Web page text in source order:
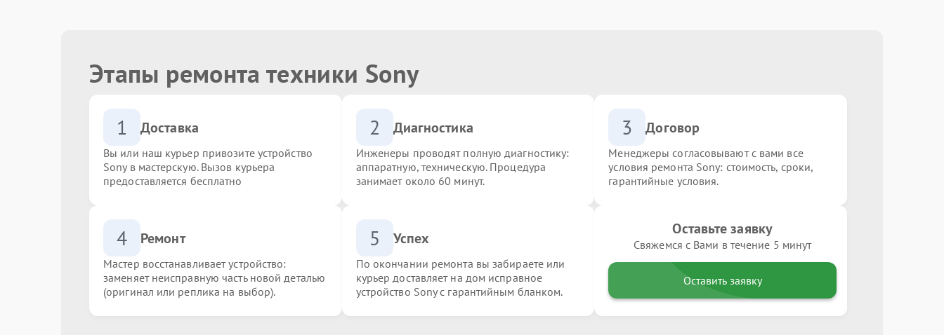
Этапы ремонта техники Sony
1 Доставка
Вы или наш курьер привозите устройство
Sony в мастерскую. Вызов курьера
предоставляется бесплатно
2 Диагностика
Инженеры проводят полную диагностику:
аппаратную, техническую. Процедура
занимает около 60 минут.
3 Договор
Менеджеры согласовывают с вами все
условия ремонта Sony: стоимость, сроки,
гарантийные условия.
4 Ремонт
Мастер восстанавливает устройство:
заменяет неисправную часть новой деталью
(оригинал или реплика на выбор).
5 Успех
По окончании ремонта вы забираете или
курьер доставляет на дом исправное
устройство Sony с гарантийным бланком.
Оставьте заявку
Свяжемся с Вами в течение 5 минут
Оставить заявку